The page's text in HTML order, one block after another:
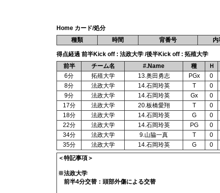
Home カード/処分
種類
時間 背番号 内
得点経過 前半Kick off : 法政大学 /後半Kick off : 拓殖大学
前半
チーム名 #.Name 種
Ｈ
6分
拓殖大学 13.奥田勇志 PGx 0
8分
法政大学 14.石岡玲英 T 0
9分
法政大学 14.石岡玲英 Gx 0
17分
法政大学 20.板橋愛翔 T 0
18分
法政大学 14.石岡玲英 G 0
22分
法政大学 14.石岡玲英 PG 0
34分
法政大学 9.山脇一真 T 0
35分
法政大学 14.石岡玲英 G 0
＜特記事項＞
※法政大学
前半4分交替：頭部外傷による交替